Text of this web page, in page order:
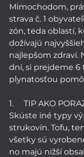
Mimochodom,
strava č. 1
zón, teda oblastí,
dožívajú
najlepšom zdraví.
dní, si prejdeme 6
plynatosťou
1.     TIP AKO
Skúste iné typy
strukovín. Tofu,
všetky sú
no majú nižší